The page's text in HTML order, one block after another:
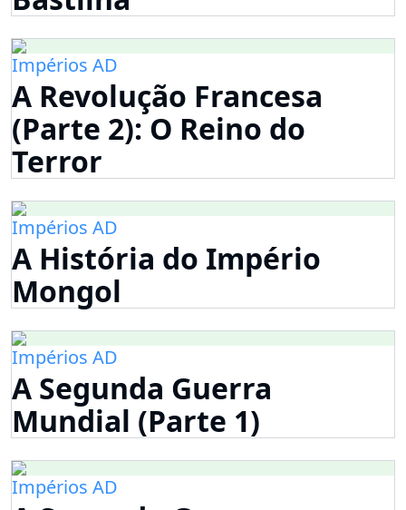
Impérios AD
A Revolução Francesa
(Parte 2): O Reino do
Terror
Impérios AD
A História do Império
Mongol
Impérios AD
A Segunda Guerra
Mundial (Parte 1)
Impérios AD